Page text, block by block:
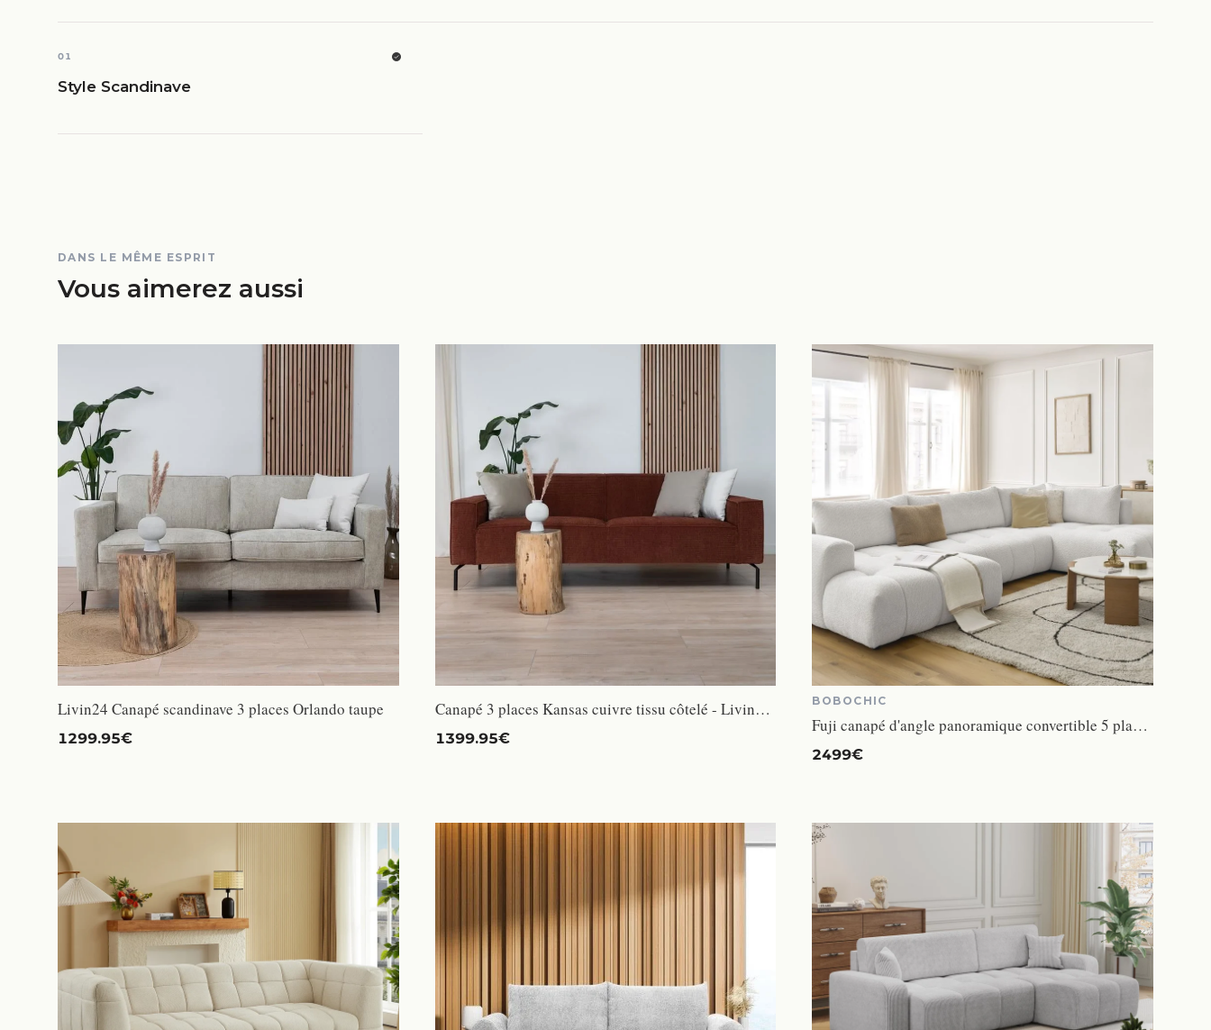
01
Style Scandinave
DANS LE MÊME ESPRIT
Vous aimerez aussi
Livin24 Canapé scandinave 3 places Orlando taupe
1299.95€
Canapé 3 places Kansas cuivre tissu côtelé - Livin24 - Moderne - Fixe - Confortable
1399.95€
BOBOCHIC
Fuji canapé d'angle panoramique convertible 5 places tissu bouclette blanc angle gauche
2499€